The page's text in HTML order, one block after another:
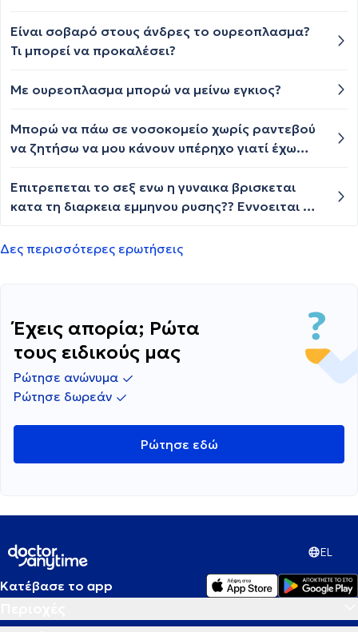
βρήκα στο σημείο δίπλα στην σπονδυλική στήλη
στην πλάτη...και τώρα νιώθω ένα κάψιμο και ναι
σημείο?...πως θα περάσει?
Είναι σοβαρό στους άνδρες το ουρεοπλασμα?
Τι μπορεί να προκαλέσει?
Με ουρεοπλασμα μπορώ να μείνω εγκιος?
Μπορώ να πάω σε νοσοκομείο χωρίς ραντεβού
να ζητήσω να μου κάνουν υπέρηχο γιατί έχω
Επιτρεπεται το σεξ ενω η γυναικα βρισκεται
κατα τη διαρκεια εμμηνου ρυσης?? Εννοειται με
μπορει να εμφανισθει ενδομητριωση
Δες περισσότερες ερωτήσεις
Έχεις απορία; Ρώτα
τους ειδικούς μας
Ρώτησε ανώνυμα
Ρώτησε δωρεάν
Ρώτησε εδώ
EL
Κατέβασε το app